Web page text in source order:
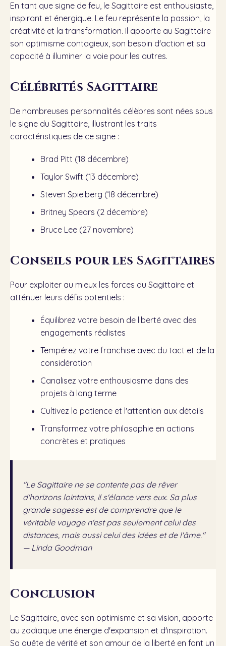
En tant que signe de feu, le Sagittaire est enthousiaste,
inspirant et énergique. Le feu représente la passion, la
créativité et la transformation. Il apporte au Sagittaire
son optimisme contagieux, son besoin d'action et sa
capacité à illuminer la voie pour les autres.
Célébrités Sagittaire
De nombreuses personnalités célèbres sont nées sous
le signe du Sagittaire, illustrant les traits
caractéristiques de ce signe :
Brad Pitt (18 décembre)
Taylor Swift (13 décembre)
Steven Spielberg (18 décembre)
Britney Spears (2 décembre)
Bruce Lee (27 novembre)
Conseils pour les Sagittaires
Pour exploiter au mieux les forces du Sagittaire et
atténuer leurs défis potentiels :
Équilibrez votre besoin de liberté avec des
engagements réalistes
Tempérez votre franchise avec du tact et de la
considération
Canalisez votre enthousiasme dans des
projets à long terme
Cultivez la patience et l'attention aux détails
Transformez votre philosophie en actions
concrètes et pratiques
"Le Sagittaire ne se contente pas de rêver
d'horizons lointains, il s'élance vers eux. Sa plus
grande sagesse est de comprendre que le
véritable voyage n'est pas seulement celui des
distances, mais aussi celui des idées et de l'âme."
— Linda Goodman
Conclusion
Le Sagittaire, avec son optimisme et sa vision, apporte
au zodiaque une énergie d'expansion et d'inspiration.
Sa quête de vérité et son amour de la liberté en font un